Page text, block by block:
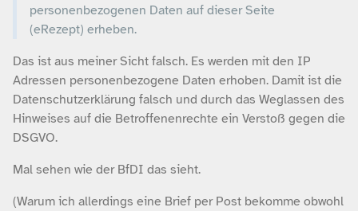
personenbezogenen Daten auf dieser Seite
(eRezept) erheben.
Das ist aus meiner Sicht falsch. Es werden mit den IP
Adressen personenbezogene Daten erhoben. Damit ist die
Datenschutzerklärung falsch und durch das Weglassen des
Hinweises auf die Betroffenenrechte ein Verstoß gegen die
DSGVO.
Mal sehen wie der BfDI das sieht.
(Warum ich allerdings eine Brief per Post bekomme obwohl